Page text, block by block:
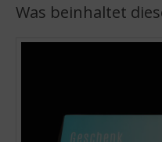
Was beinhaltet